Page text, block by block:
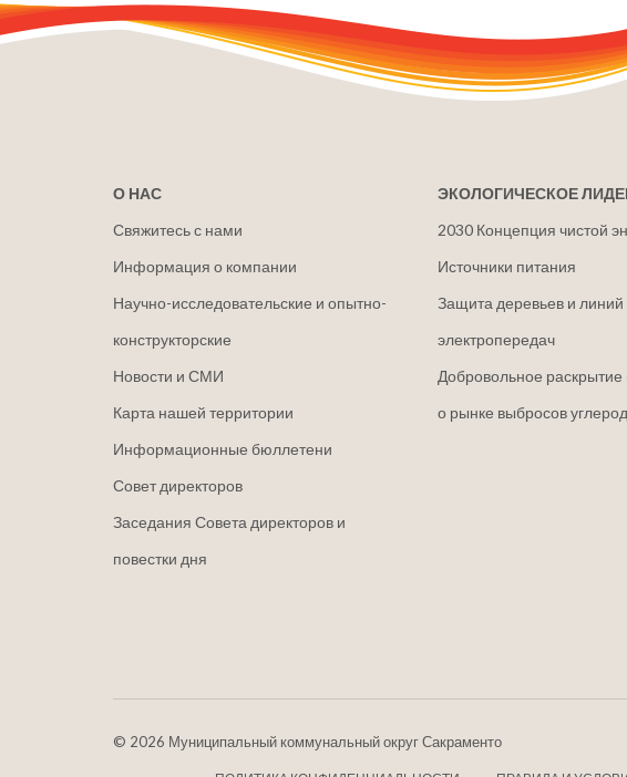
О НАС
Свяжитесь с нами
Информация о компании
Научно-исследовательские и опытно-
конструкторские
Новости и СМИ
Карта нашей территории
Информационные бюллетени
Совет директоров
Заседания Совета директоров и
повестки дня
ЭКОЛОГИЧЕСКОЕ
2030 Концепция чистой
Источники питания
Защита деревьев и линий
электропередач
Добровольное
о рынке выбросов
© 2026 Муниципальный коммунальный округ Сакраменто